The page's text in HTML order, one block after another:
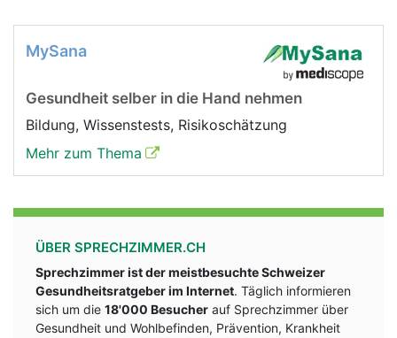
MySana
Gesundheit selber in die Hand nehmen
Bildung, Wissenstests, Risikoschätzung
Mehr zum Thema
ÜBER SPRECHZIMMER.CH
Sprechzimmer ist der meistbesuchte Schweizer
Gesundheitsratgeber im Internet. Täglich informieren
sich um die 18'000 Besucher auf Sprechzimmer über
Gesundheit und Wohlbefinden, Prävention, Krankheit